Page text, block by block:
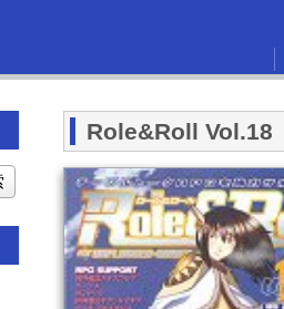
Role&Roll Vol.18